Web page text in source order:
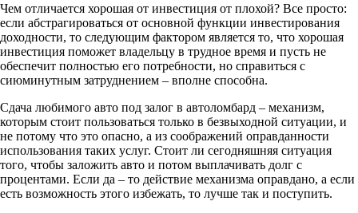
Чем отличается хорошая от инвестиция от плохой? Все просто:
если абстрагироваться от основной функции инвестирования
доходности, то следующим фактором является то, что хорошая
инвестиция поможет владельцу в трудное время и пусть не
обеспечит полностью его потребности, но справиться с
сиюминутным затруднением – вполне способна.
Сдача любимого авто под залог в автоломбард – механизм,
которым стоит пользоваться только в безвыходной ситуации, и
не потому что это опасно, а из соображений оправданности
использования таких услуг. Стоит ли сегодняшняя ситуация
того, чтобы заложить авто и потом выплачивать долг с
процентами. Если да – то действие механизма оправдано, а если
есть возможность этого избежать, то лучше так и поступить.